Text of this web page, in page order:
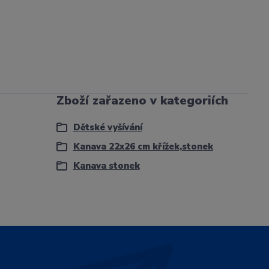
Zboží zařazeno v kategoriích
Dětské vyšívání
Kanava 22x26 cm křížek,stonek
Kanava stonek